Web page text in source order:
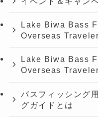
Lake Biwa Bass
Overseas
Lake Biwa Bass
Overseas
バスフィッシング
グガイドとは